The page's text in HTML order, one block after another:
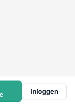
Inloggen